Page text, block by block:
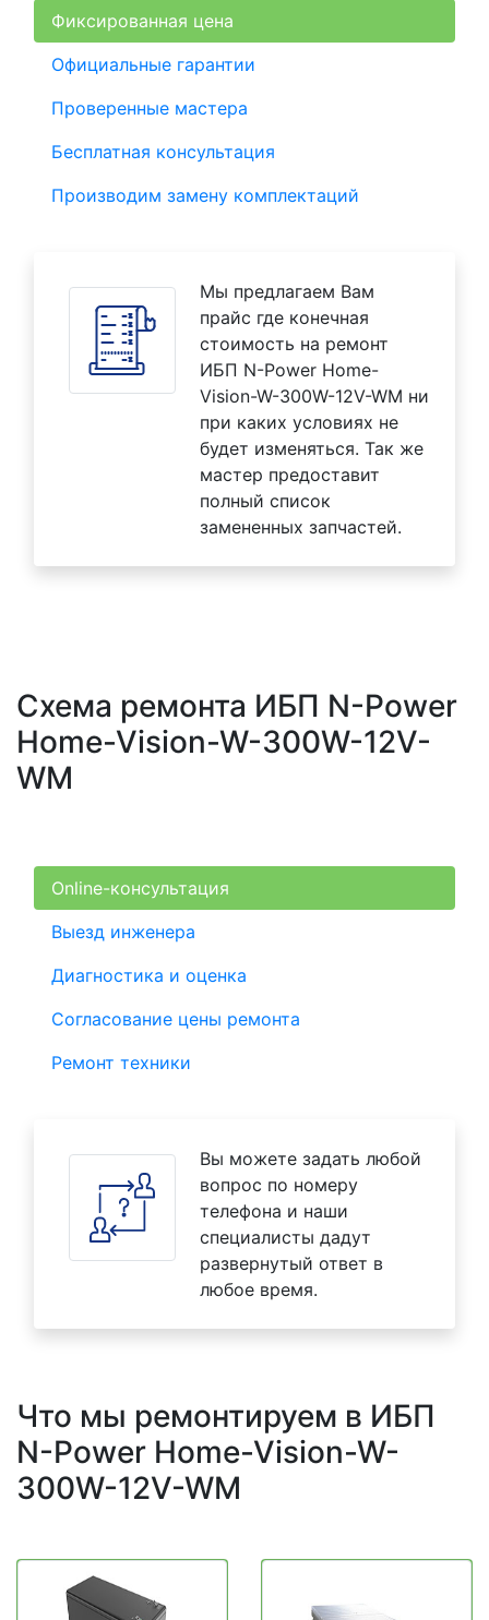
Фиксированная цена
Официальные гарантии
Проверенные мастера
Бесплатная консультация
Производим замену комплектаций
Мы предлагаем Вам
прайс где конечная
стоимость на ремонт
ИБП N-Power Home-
Vision-W-300W-12V-WM ни
при каких условиях не
будет изменяться. Так же
мастер предоставит
полный список
замененных запчастей.
Схема ремонта ИБП N-Power
Home-Vision-W-300W-12V-
WM
Online-консультация
Выезд инженера
Диагностика и оценка
Согласование цены ремонта
Ремонт техники
Вы можете задать любой
вопрос по номеру
телефона и наши
специалисты дадут
развернутый ответ в
любое время.
Что мы ремонтируем в ИБП
N-Power Home-Vision-W-
300W-12V-WM